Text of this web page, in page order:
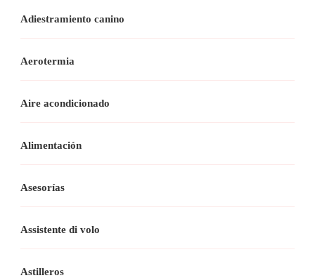
Adiestramiento canino
Aerotermia
Aire acondicionado
Alimentación
Asesorías
Assistente di volo
Astilleros